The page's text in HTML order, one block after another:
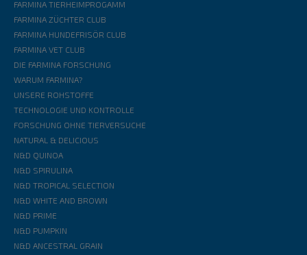
FARMINA TIERHEIMPROGAMM
FARMINA ZÜCHTER CLUB
FARMINA HUNDEFRISÖR CLUB
FARMINA VET CLUB
DIE FARMINA FORSCHUNG
WARUM FARMINA?
UNSERE ROHSTOFFE
TECHNOLOGIE UND KONTROLLE
FORSCHUNG OHNE TIERVERSUCHE
NATURAL & DELICIOUS
N&D QUINOA
N&D SPIRULINA
N&D TROPICAL SELECTION
N&D WHITE AND BROWN
N&D PRIME
N&D PUMPKIN
N&D ANCESTRAL GRAIN